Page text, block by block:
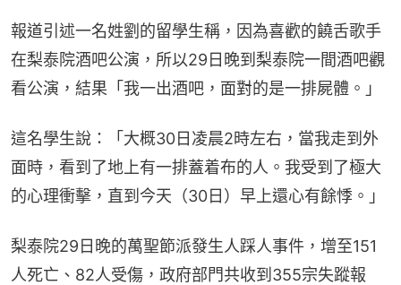
報道引述一名姓劉的留學生稱，因為喜歡的饒舌歌手
在梨泰院酒吧公演，所以29日晚到梨泰院一間酒吧觀
看公演，結果「我一出酒吧，面對的是一排屍體。」
這名學生說：「大概30日凌晨2時左右，當我走到外
面時，看到了地上有一排蓋着布的人。我受到了極大
的心理衝擊，直到今天（30日）早上還心有餘悸。」
梨泰院29日晚的萬聖節派發生人踩人事件，增至151
人死亡、82人受傷，政府部門共收到355宗失蹤報